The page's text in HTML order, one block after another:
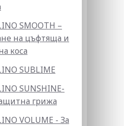
SMOOTH –
на цъфтяща и
коса
SUBLIME
SUNSHINE-
грижа
VOLUME - За